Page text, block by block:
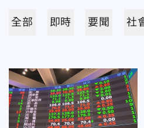
全部 即時 要聞 社